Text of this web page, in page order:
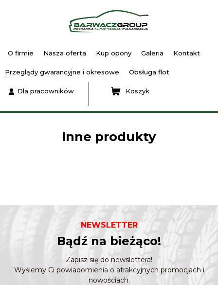
O firmie Nasza oferta Kup opony Galeria Kontakt
Przeglądy gwarancyjne i okresowe Obsługa flot
Dla pracowników Koszyk
Inne produkty
NEWSLETTER
Bądź na bieżąco!
Zapisz się do newslettera!
Wyślemy Ci powiadomienia o atrakcyjnych promocjach i
nowościach.